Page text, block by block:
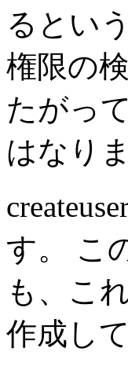
るとい
権限の
たがっ
はなり
す。 こ
も、こ
作成し